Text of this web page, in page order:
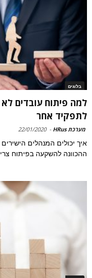
בלוגים
למה פיתוח עובדים
לתפקיד אחר
מערכת HRus -
22/01/2020
איך יכולים המנהלים
ההכוונה להשקעה בפיתוח